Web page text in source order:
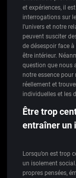
et expériences, il
interrogations sur
l’univers et notre
peuvent susciter
de désespoir face
être intérieur.
question que nous
notre essence
réellement et
individuelles et les
Être trop
entraîner un
Lorsqu’on est trop
un isolement
propres pensées,